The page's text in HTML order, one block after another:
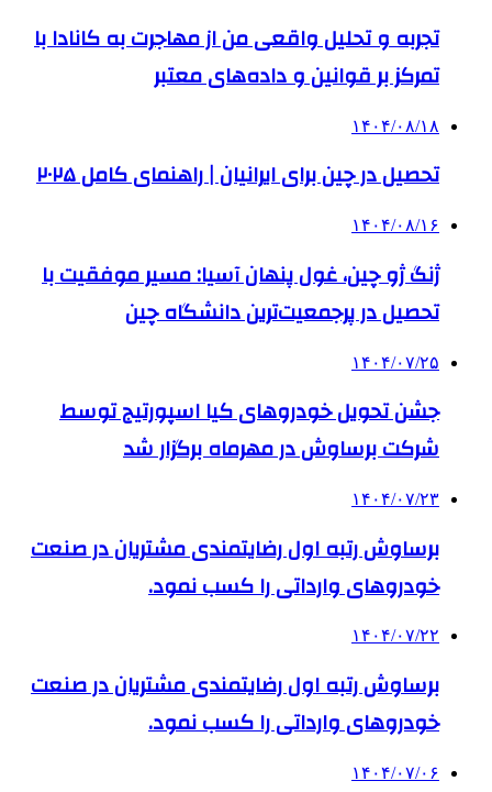
تجربه و تحلیل واقعی من از مهاجرت به کانادا با
تمرکز بر قوانین و داده‌های معتبر
۱۴۰۴/۰۸/۱۸
تحصیل در چین برای ایرانیان | راهنمای کامل ۲۰۲۵
۱۴۰۴/۰۸/۱۶
ژنگ ژو چین، غول پنهان آسیا: مسیر موفقیت با
تحصیل در پرجمعیت‌ترین دانشگاه چین
۱۴۰۴/۰۷/۲۵
جشن تحویل خودروهای کیا اسپورتیج توسط
شرکت برساوش در مهرماه برگزار شد
۱۴۰۴/۰۷/۲۳
برساوش رتبه اول رضایتمندی مشتریان در صنعت
خودروهای وارداتی را کسب نمود.
۱۴۰۴/۰۷/۲۲
برساوش رتبه اول رضایتمندی مشتریان در صنعت
خودروهای وارداتی را کسب نمود.
۱۴۰۴/۰۷/۰۶